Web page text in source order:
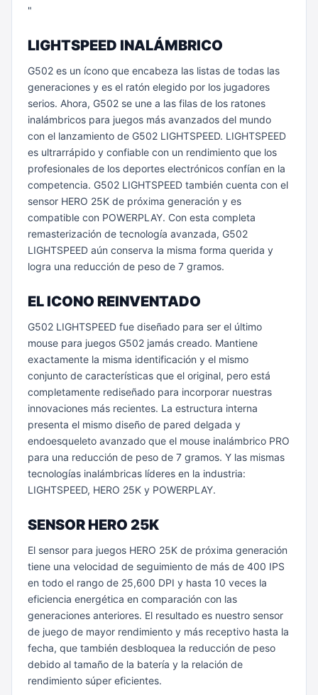
"
LIGHTSPEED INALÁMBRICO
G502 es un ícono que encabeza las listas de todas las
generaciones y es el ratón elegido por los jugadores
serios. Ahora, G502 se une a las filas de los ratones
inalámbricos para juegos más avanzados del mundo
con el lanzamiento de G502 LIGHTSPEED. LIGHTSPEED
es ultrarrápido y confiable con un rendimiento que los
profesionales de los deportes electrónicos confían en la
competencia. G502 LIGHTSPEED también cuenta con el
sensor HERO 25K de próxima generación y es
compatible con POWERPLAY. Con esta completa
remasterización de tecnología avanzada, G502
LIGHTSPEED aún conserva la misma forma querida y
logra una reducción de peso de 7 gramos.
EL ICONO REINVENTADO
G502 LIGHTSPEED fue diseñado para ser el último
mouse para juegos G502 jamás creado. Mantiene
exactamente la misma identificación y el mismo
conjunto de características que el original, pero está
completamente rediseñado para incorporar nuestras
innovaciones más recientes. La estructura interna
presenta el mismo diseño de pared delgada y
endoesqueleto avanzado que el mouse inalámbrico PRO
para una reducción de peso de 7 gramos. Y las mismas
tecnologías inalámbricas líderes en la industria:
LIGHTSPEED, HERO 25K y POWERPLAY.
SENSOR HERO 25K
El sensor para juegos HERO 25K de próxima generación
tiene una velocidad de seguimiento de más de 400 IPS
en todo el rango de 25,600 DPI y hasta 10 veces la
eficiencia energética en comparación con las
generaciones anteriores. El resultado es nuestro sensor
de juego de mayor rendimiento y más receptivo hasta la
fecha, que también desbloquea la reducción de peso
debido al tamaño de la batería y la relación de
rendimiento súper eficientes.